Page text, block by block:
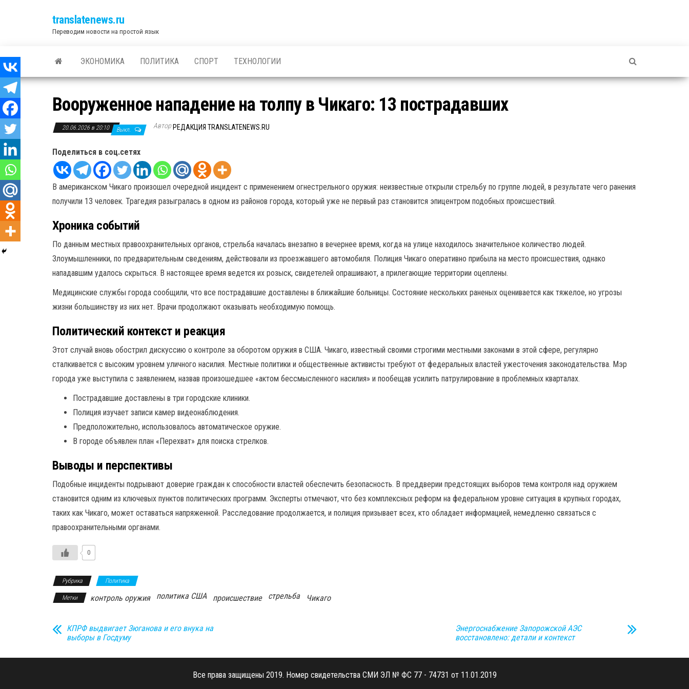
translatenews.ru
Переводим новости на простой язык
ЭКОНОМИКА ПОЛИТИКА СПОРТ ТЕХНОЛОГИИ
Вооруженное нападение на толпу в Чикаго: 13 пострадавших
20.06.2026 в 20:10 Выкл. Автор РЕДАКЦИЯ TRANSLATENEWS.RU
Поделиться в соц.сетях
В американском Чикаго произошел очередной инцидент с применением огнестрельного оружия: неизвестные открыли стрельбу по группе людей, в результате чего ранения
получили 13 человек. Трагедия разыгралась в одном из районов города, который уже не первый раз становится эпицентром подобных происшествий.
Хроника событий
По данным местных правоохранительных органов, стрельба началась внезапно в вечернее время, когда на улице находилось значительное количество людей.
Злоумышленники, по предварительным сведениям, действовали из проезжавшего автомобиля. Полиция Чикаго оперативно прибыла на место происшествия, однако
нападавшим удалось скрыться. В настоящее время ведется их розыск, свидетелей опрашивают, а прилегающие территории оцеплены.
Медицинские службы города сообщили, что все пострадавшие доставлены в ближайшие больницы. Состояние нескольких раненых оценивается как тяжелое, но угрозы
жизни большинству из них нет. Врачи продолжают оказывать необходимую помощь.
Политический контекст и реакция
Этот случай вновь обострил дискуссию о контроле за оборотом оружия в США. Чикаго, известный своими строгими местными законами в этой сфере, регулярно
сталкивается с высоким уровнем уличного насилия. Местные политики и общественные активисты требуют от федеральных властей ужесточения законодательства. Мэр
города уже выступила с заявлением, назвав произошедшее «актом бессмысленного насилия» и пообещав усилить патрулирование в проблемных кварталах.
Пострадавшие доставлены в три городские клиники.
Полиция изучает записи камер видеонаблюдения.
Предположительно, использовалось автоматическое оружие.
В городе объявлен план «Перехват» для поиска стрелков.
Выводы и перспективы
Подобные инциденты подрывают доверие граждан к способности властей обеспечить безопасность. В преддверии предстоящих выборов тема контроля над оружием
становится одним из ключевых пунктов политических программ. Эксперты отмечают, что без комплексных реформ на федеральном уровне ситуация в крупных городах,
таких как Чикаго, может оставаться напряженной. Расследование продолжается, и полиция призывает всех, кто обладает информацией, немедленно связаться с
правоохранительными органами.
0
Рубрика Политика
Метки контроль оружия политика США происшествие стрельба Чикаго
КПРФ выдвигает Зюганова и его внука на
выборы в Госдуму
Энергоснабжение Запорожской АЭС
восстановлено: детали и контекст
Все права защищены 2019. Номер свидетельства СМИ ЭЛ № ФС 77 - 74731 от 11.01.2019